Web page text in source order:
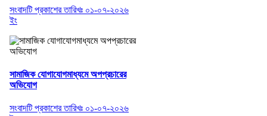
সংবাদটি প্রকাশের তারিখঃ ০১-০৭-২০২৬
ইং
সামাজিক যোগাযোগমাধ্যমে অপপ্রচারের
অভিযোগ
সংবাদটি প্রকাশের তারিখঃ ০১-০৭-২০২৬